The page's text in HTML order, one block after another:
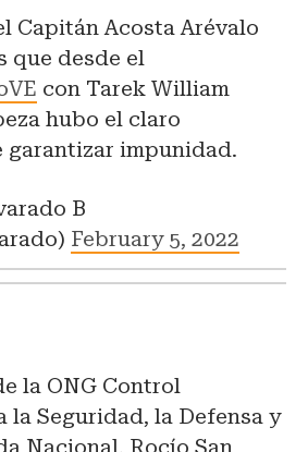
Capitán Acosta Arévalo
que desde el
con Tarek William
hubo el claro
impunidad.
B
February 5, 2022
la ONG Control
la Seguridad, la Defensa y